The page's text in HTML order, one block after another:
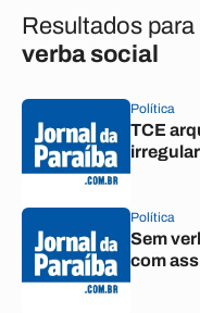
Resultados para
verba social
Política
TCE
Política
Sem
com